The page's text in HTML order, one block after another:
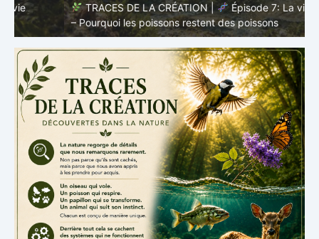
TRACES DE LA CRÉATION |
Épisode 7: La vie cachée
– Pourquoi les poissons restent des poissons